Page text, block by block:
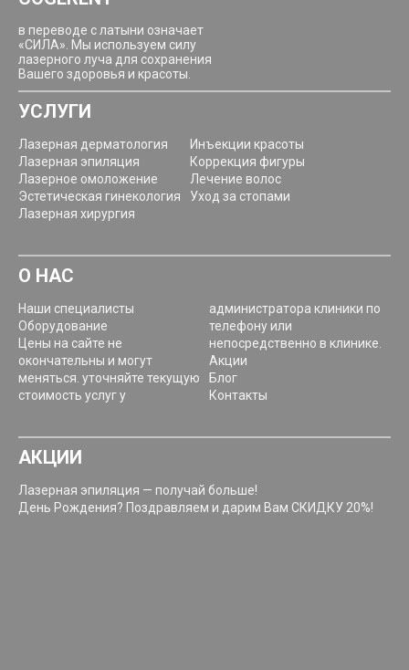
в переводе с латыни означает
«СИЛА». Мы используем силу
лазерного луча для сохранения
Вашего здоровья и красоты.
УСЛУГИ
Лазерная дерматология
Лазерная эпиляция
Лазерное омоложение
Эстетическая гинекология
Лазерная хирургия
Инъекции красоты
Коррекция фигуры
Лечение волос
Уход за стопами
О НАС
Наши специалисты
Оборудование
Цены на сайте не
окончательны и могут
меняться. уточняйте текущую
стоимость услуг у
администратора клиники по
телефону или
непосредственно в клинике.
Акции
Блог
Контакты
АКЦИИ
Лазерная эпиляция — получай больше!
День Рождения? Поздравляем и дарим Вам СКИДКУ 20%!